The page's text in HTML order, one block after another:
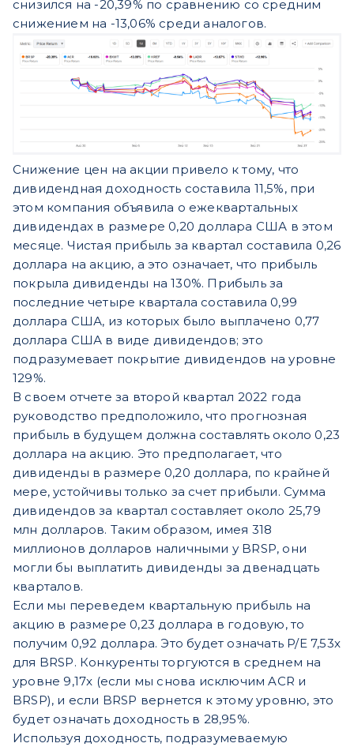
снизился на -20,39% по сравнению со средним
снижением на -13,06% среди аналогов.
Снижение цен на акции привело к тому, что
дивидендная доходность составила 11,5%, при
этом компания объявила о ежеквартальных
дивидендах в размере 0,20 доллара США в этом
месяце. Чистая прибыль за квартал составила 0,26
доллара на акцию, а это означает, что прибыль
покрыла дивиденды на 130%. Прибыль за
последние четыре квартала составила 0,99
доллара США, из которых было выплачено 0,77
доллара США в виде дивидендов; это
подразумевает покрытие дивидендов на уровне
129%.
В своем отчете за второй квартал 2022 года
руководство предположило, что прогнозная
прибыль в будущем должна составлять около 0,23
доллара на акцию. Это предполагает, что
дивиденды в размере 0,20 доллара, по крайней
мере, устойчивы только за счет прибыли. Сумма
дивидендов за квартал составляет около 25,79
млн долларов. Таким образом, имея 318
миллионов долларов наличными у BRSP, они
могли бы выплатить дивиденды за двенадцать
кварталов.
Если мы переведем квартальную прибыль на
акцию в размере 0,23 доллара в годовую, то
получим 0,92 доллара. Это будет означать P/E 7,53x
для BRSP. Конкуренты торгуются в среднем на
уровне 9,17x (если мы снова исключим ACR и
BRSP), и если BRSP вернется к этому уровню, это
будет означать доходность в 28,95%.
Используя доходность, подразумеваемую